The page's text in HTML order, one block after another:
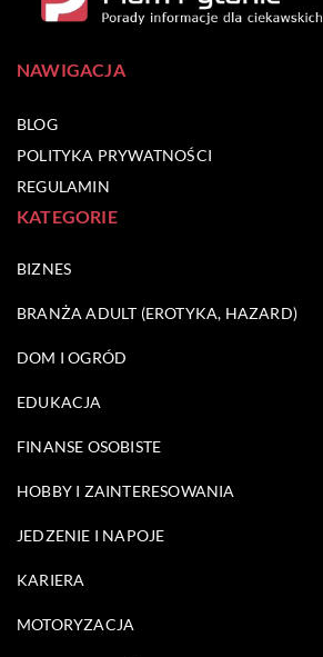
NAWIGACJA
BLOG
POLITYKA PRYWATNOŚCI
REGULAMIN
KATEGORIE
BIZNES
BRANŻA ADULT (EROTYKA, HAZARD)
DOM I OGRÓD
EDUKACJA
FINANSE OSOBISTE
HOBBY I ZAINTERESOWANIA
JEDZENIE I NAPOJE
KARIERA
MOTORYZACJA